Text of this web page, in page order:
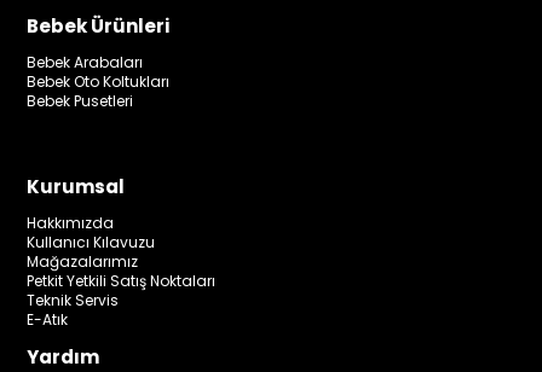
Bebek Ürünleri
Bebek Arabaları
Bebek Oto Koltukları
Bebek Pusetleri
Kurumsal
Hakkımızda
Kullanıcı Kılavuzu
Mağazalarımız
Petkit Yetkili Satış Noktaları
Teknik Servis
E-Atık
Yardım